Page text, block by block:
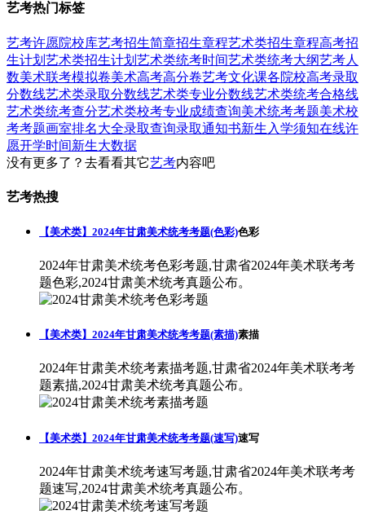
艺考热门标签
艺考许愿院校库艺考招生简章招生章程艺术类招生章程高考招
生计划 艺术类招生计划 艺术类统考时间艺术类统考大纲艺考人
数美术联考模拟卷美术高考高分卷艺考文化课各院校高考录取
分数线艺术类录取分数线艺术类专业分数线艺术类统考合格线
艺术类统考查分艺术类校考专业成绩查询美术统考考题美术校
考考题画室排名大全录取查询录取通知书新生入学须知在线许
愿开学时间新生大数据
没有更多了？去看看其它艺考内容吧
艺考热搜
【美术类】2024年甘肃美术统考考题(色彩)色彩
2024年甘肃美术统考色彩考题,甘肃省2024年美术联考考
题色彩,2024甘肃美术统考真题公布。
【美术类】2024年甘肃美术统考考题(素描)素描
2024年甘肃美术统考素描考题,甘肃省2024年美术联考考
题素描,2024甘肃美术统考真题公布。
【美术类】2024年甘肃美术统考考题(速写)速写
2024年甘肃美术统考速写考题,甘肃省2024年美术联考考
题速写,2024甘肃美术统考真题公布。